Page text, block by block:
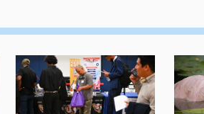
báo về ngày đăng ký cuối